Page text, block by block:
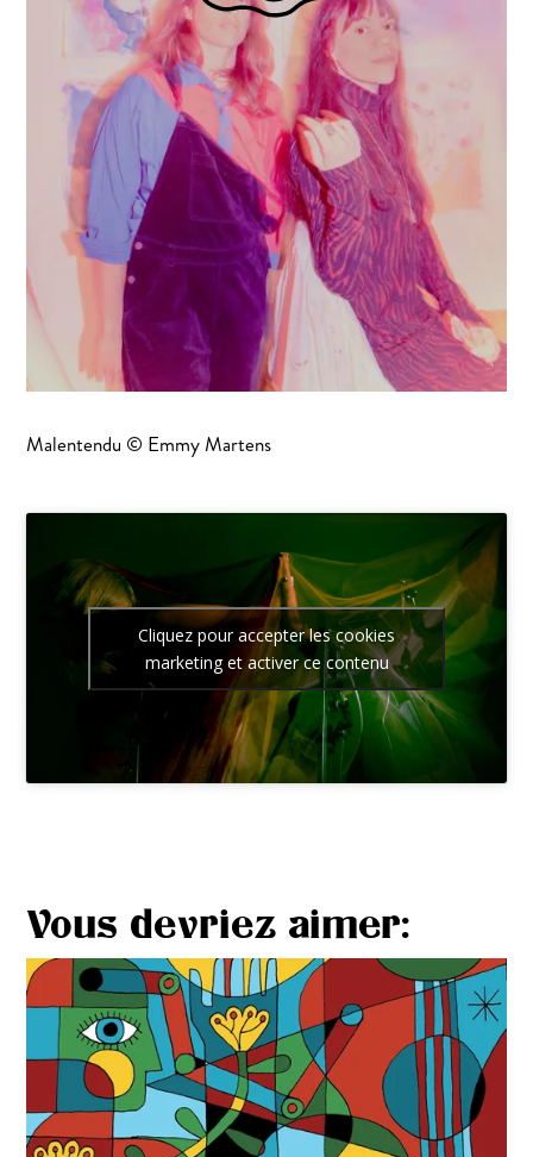
Malentendu © Emmy Martens
Cliquez pour accepter les cookies
marketing et activer ce contenu
Vous devriez aimer: